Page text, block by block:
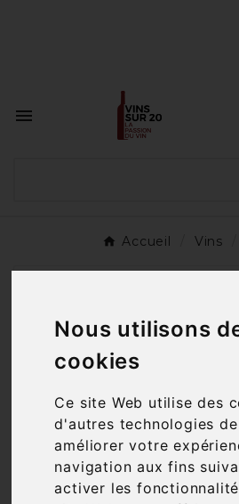
Nous utilisons
cookies
Ce site Web utilise des
d'autres technologies
améliorer votre
navigation aux fins
activer les

Accueil Vins
 Filtre 96